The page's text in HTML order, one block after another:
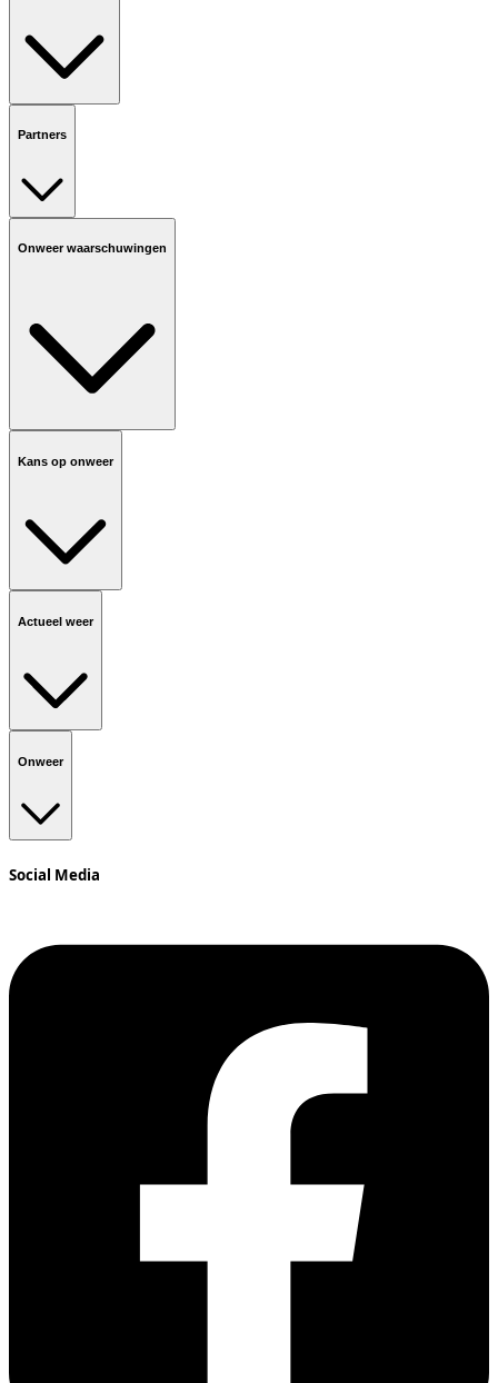
Partners
Onweer waarschuwingen
Kans op onweer
Actueel weer
Onweer
Social Media